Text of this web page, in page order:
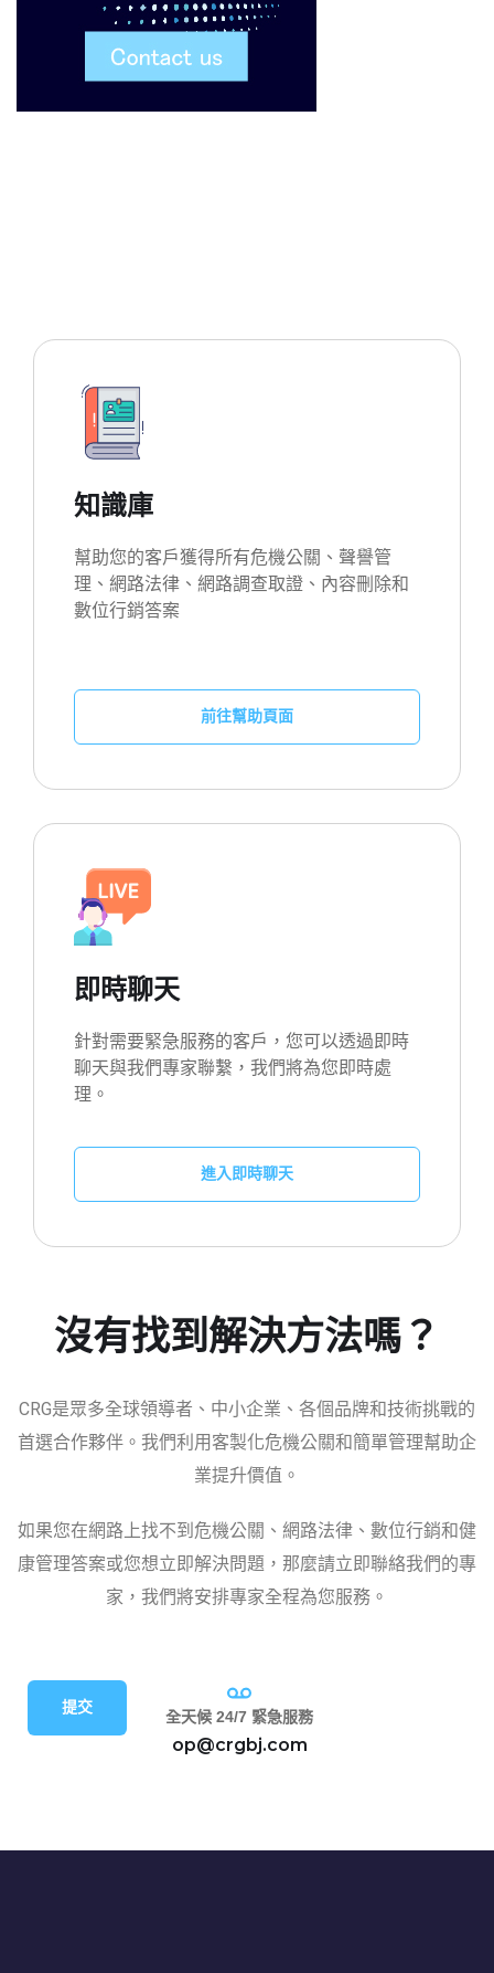
知識庫
幫助您的客戶獲得所有危機公關、聲譽管
理、網路法律、網路調查取證、內容刪除和
數位行銷答案
前往幫助頁面
即時聊天
針對需要緊急服務的客戶，您可以透過即時
聊天與我們專家聯繫，我們將為您即時處
理。
進入即時聊天
沒有找到解決方法嗎？
CRG是眾多全球領導者、中小企業、各個品牌和技術挑戰的
首選合作夥伴。我們利用客製化危機公關和簡單管理幫助企
業提升價值。
如果您在網路上找不到危機公關、網路法律、數位行銷和健
康管理答案或您想立即解決問題，那麼請立即聯絡我們的專
家，我們將安排專家全程為您服務。
提交 全天候 24/7 緊急服務
op@crgbj.com